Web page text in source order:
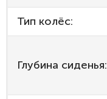
Тип колёс:
Глубина сиденья: